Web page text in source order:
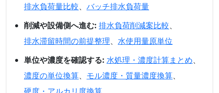
排水負荷量比較、 バッチ排水負荷量
削減や設備側へ進む: 排水負荷削減案比較、
排水滞留時間の前提整理、 水使用量原単位
単位や濃度を確認する: 水処理・濃度計算まとめ、
濃度の単位換算、 モル濃度・質量濃度換算、